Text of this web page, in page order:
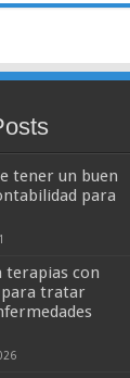
tener un buen
para
terapias con
para tratar